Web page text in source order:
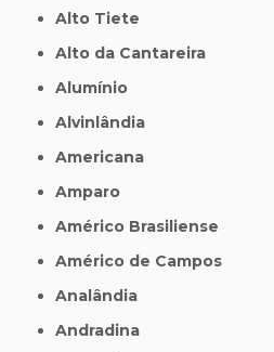
Alto Tiete
Alto da Cantareira
Alumínio
Alvinlândia
Americana
Amparo
Américo Brasiliense
Américo de Campos
Analândia
Andradina